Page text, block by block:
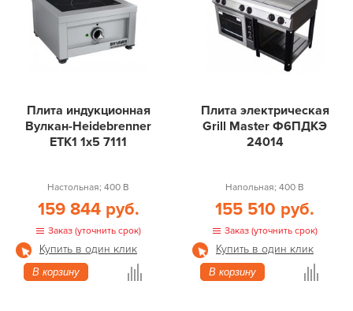
Плита индукционная
Вулкан-Heidebrenner
ETK1 1х5 7111
Настольная; 400 В
159 844 руб.
Заказ (уточнить срок)
Купить в один клик
В корзину
Плита электрическая
Grill Master Ф6ПДКЭ
24014
Напольная; 400 В
155 510 руб.
Заказ (уточнить срок)
Купить в один клик
В корзину